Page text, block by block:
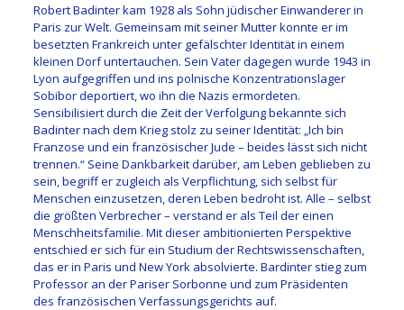
Robert Badinter kam 1928 als Sohn jüdischer Einwanderer in
Paris zur Welt. Gemeinsam mit seiner Mutter konnte er im
besetzten Frankreich unter gefälschter Identität in einem
kleinen Dorf untertauchen. Sein Vater dagegen wurde 1943 in
Lyon aufgegriffen und ins polnische Konzentrationslager
Sobibor deportiert, wo ihn die Nazis ermordeten.
Sensibilisiert durch die Zeit der Verfolgung bekannte sich
Badinter nach dem Krieg stolz zu seiner Identität: „Ich bin
Franzose und ein französischer Jude – beides lässt sich nicht
trennen.“ Seine Dankbarkeit darüber, am Leben geblieben zu
sein, begriff er zugleich als Verpflichtung, sich selbst für
Menschen einzusetzen, deren Leben bedroht ist. Alle – selbst
die größten Verbrecher – verstand er als Teil der einen
Menschheitsfamilie. Mit dieser ambitionierten Perspektive
entschied er sich für ein Studium der Rechtswissenschaften,
das er in Paris und New York absolvierte. Bardinter stieg zum
Professor an der Pariser Sorbonne und zum Präsidenten
des französischen Verfassungsgerichts auf.